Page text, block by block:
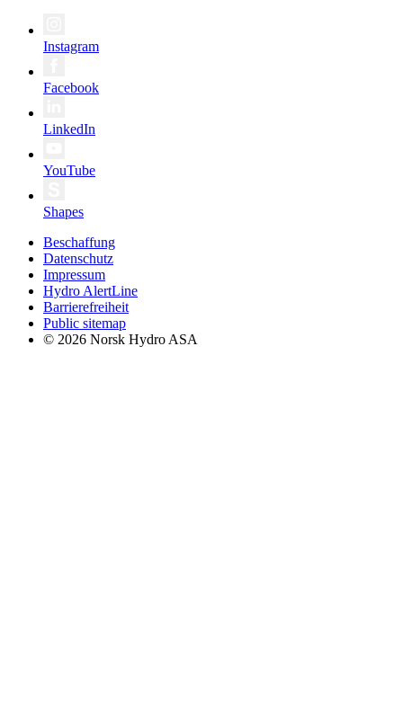
Instagram
Facebook
LinkedIn
YouTube
Shapes
Beschaffung
Datenschutz
Impressum
Hydro AlertLine
Barrierefreiheit
Public sitemap
© 2026 Norsk Hydro ASA